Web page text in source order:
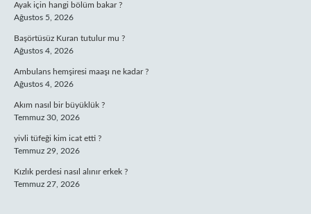
Ayak için hangi bölüm bakar ?
Ağustos 5, 2026
Başörtüsüz Kuran tutulur mu ?
Ağustos 4, 2026
Ambulans hemşiresi maaşı ne kadar ?
Ağustos 4, 2026
Akım nasıl bir büyüklük ?
Temmuz 30, 2026
yivli tüfeği kim icat etti ?
Temmuz 29, 2026
Kızlık perdesi nasıl alınır erkek ?
Temmuz 27, 2026